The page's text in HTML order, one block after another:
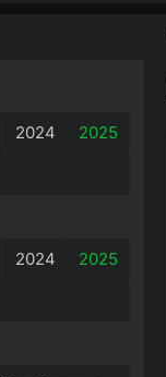
2024
2025
2024
2025